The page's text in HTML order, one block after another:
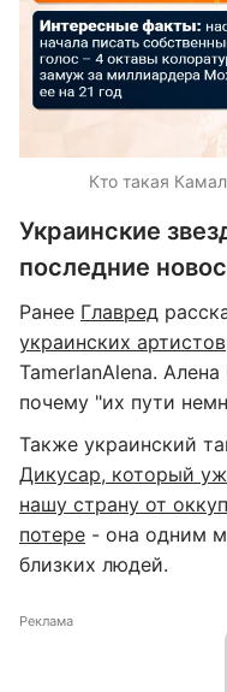
Кто такая
Украинские
последние
Ранее Главред
украинских артистов
TamerlanAlena.
почему "их пути
Также украинский
Дикусар, который
нашу страну от
потере - она одним
близких людей.
Реклама